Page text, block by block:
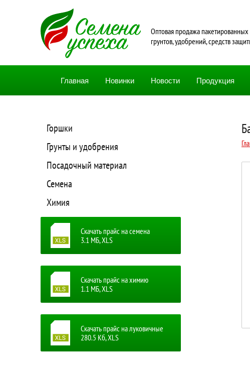
Oптовая продажа
грунтов, удобрений, средств
Главная Новинки Новости Продукция
Горшки
Грунты и удобрения
Посадочный материал
Семена
Химия
Скачать прайс на семена
3.1 MБ, XLS
Скачать прайс на химию
1.1 MБ, XLS
Скачать прайс на луковичные
280.5 Кб, XLS